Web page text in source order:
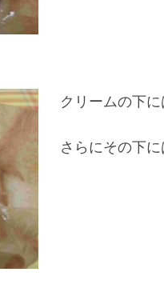
クリームの下
さらにその下